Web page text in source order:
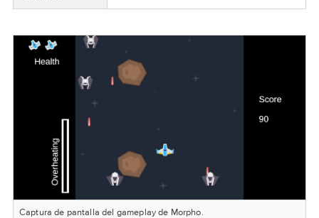
Captura de pantalla del gameplay de Morpho.